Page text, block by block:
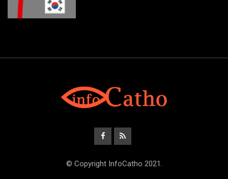
© Copyright InfoCatho 2021.